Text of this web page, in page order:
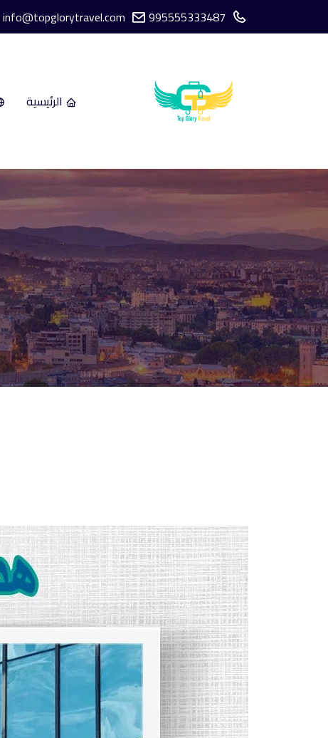
995555333487
info@topglorytravel.com
الرئيسية